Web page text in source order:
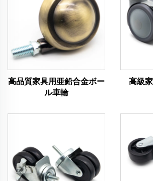
高品質家具用亜鉛合金ボー
ル車輪
高級